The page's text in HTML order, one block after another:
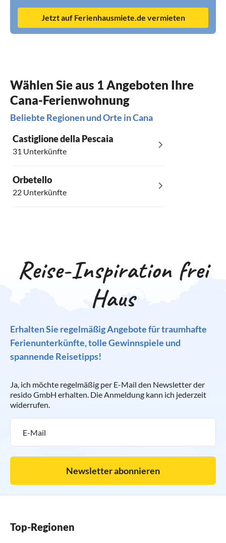
Jetzt auf Ferienhausmiete.de vermieten
Wählen Sie aus 1 Angeboten Ihre
Cana-Ferienwohnung
Beliebte Regionen und Orte in Cana
Castiglione della Pescaia
31 Unterkünfte
Orbetello
22 Unterkünfte
Reise-Inspiration frei
Haus
Erhalten Sie regelmäßig Angebote für traumhafte
Ferienunterkünfte, tolle Gewinnspiele und
spannende Reisetipps!
Ja, ich möchte regelmäßig per E-Mail den Newsletter der
resido GmbH erhalten. Die Anmeldung kann ich jederzeit
widerrufen.
Newsletter abonnieren
Top-Regionen